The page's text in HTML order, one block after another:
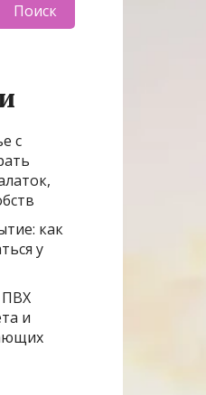
Поиск
с
как
у
ПВХ
и